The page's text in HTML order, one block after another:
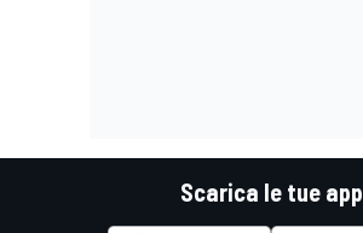
Scarica le tue app